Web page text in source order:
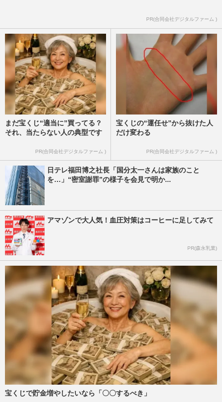
PR(合同会社デジタルファーム )
まだ宝くじ“適当に”買ってる？
それ、当たらない人の典型です
PR(合同会社デジタルファーム )
宝くじの“運任せ”から抜けた人
だけ変わる
PR(合同会社デジタルファーム )
日テレ福田博之社長「国分太一さんは家族のこと
を…」“密室謝罪”の様子を会見で明か...
アマゾンで大人気！血圧対策はコーヒーに足してみて
PR(森永乳業)
宝くじで貯金増やしたいなら「〇〇するべき」